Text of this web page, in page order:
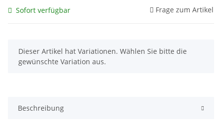
Sofort verfügbar Frage zum Artikel
x
Dieser Artikel hat Variationen. Wählen Sie bitte die
gewünschte Variation aus.
Beschreibung